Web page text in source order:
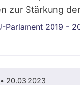
zur Stärkung
Parlament 2019 -
20.03.2023